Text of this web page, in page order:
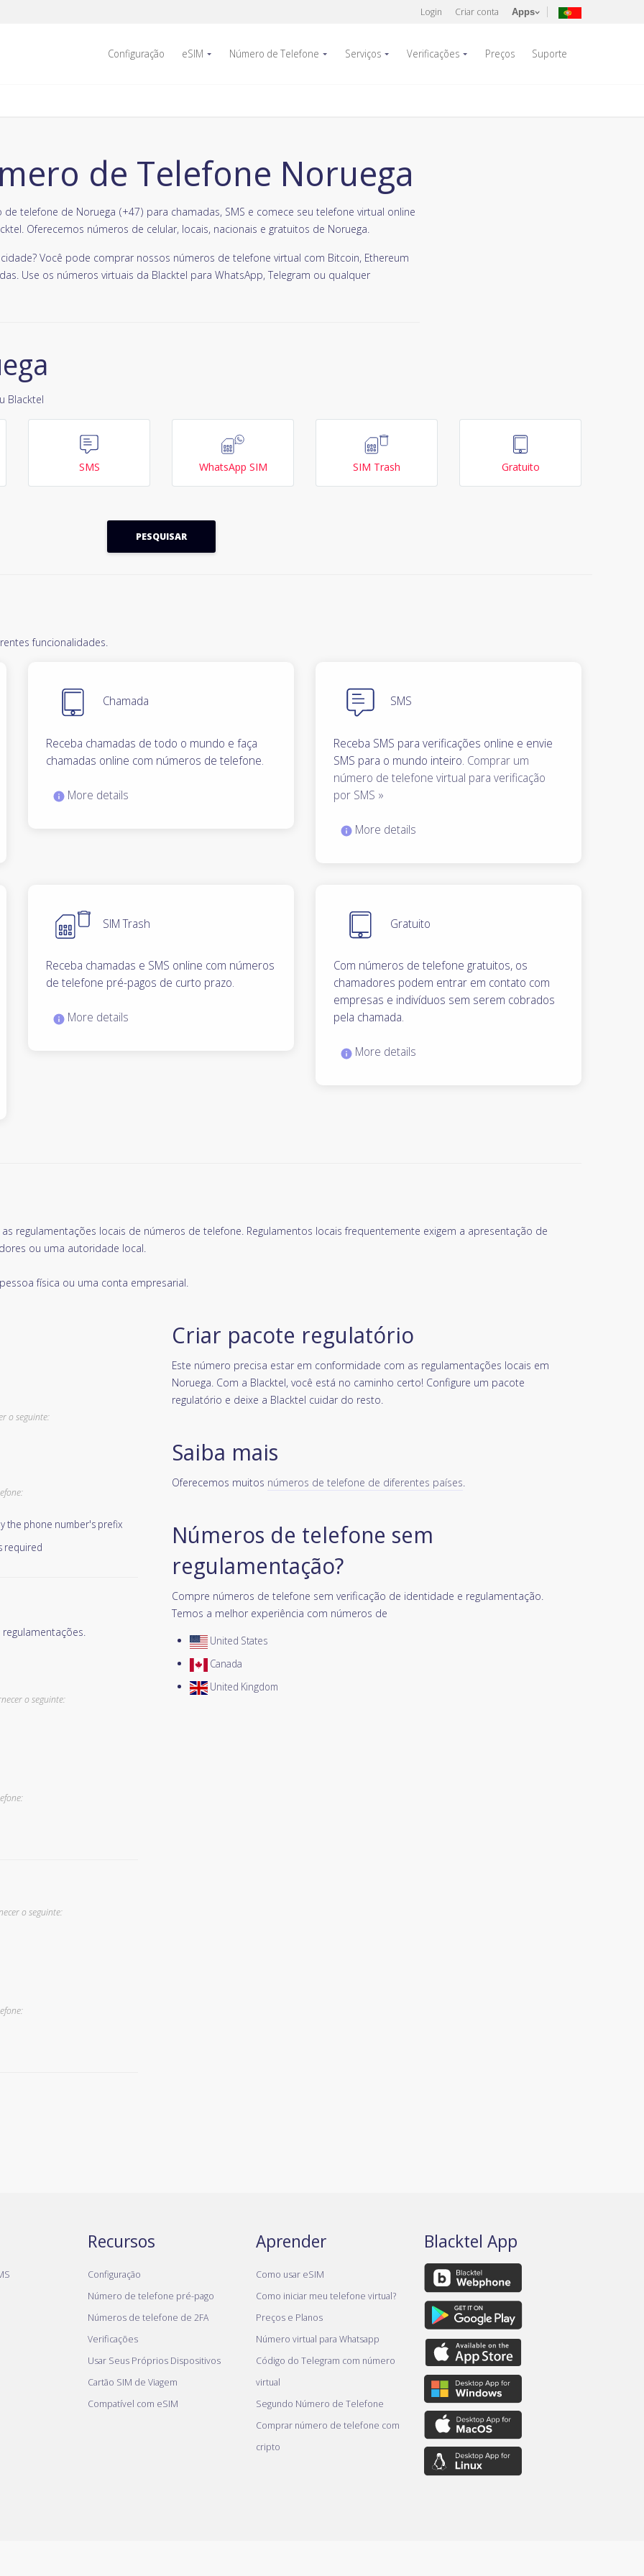
Login Criar conta Apps
Configuração eSIM Número de Telefone Serviços Verificações Preços Suporte
de Telefone Noruega
telefone de Noruega (+47) para chamadas, SMS e comece seu telefone virtual online
Oferecemos números de celular, locais, nacionais e gratuitos de Noruega.
Você pode comprar nossos números de telefone virtual com Bitcoin, Ethereum
Use os números virtuais da Blacktel para WhatsApp, Telegram ou qualquer
Blacktel
SMS WhatsApp SIM SIM Trash Gratuito
PESQUISAR
funcionalidades.
Chamada
Receba chamadas de todo o mundo e faça
chamadas online com números de telefone.
More details
SMS
Receba SMS para verificações online e envie
SMS para o mundo inteiro. Comprar um
número de telefone virtual para verificação
por SMS »
More details
SIM Trash
Receba chamadas e SMS online com números
de telefone pré-pagos de curto prazo.
More details
Gratuito
Com números de telefone gratuitos, os
chamadores podem entrar em contato com
empresas e indivíduos sem serem cobrados
pela chamada.
More details
regulamentações locais de números de telefone. Regulamentos locais frequentemente exigem a apresentação de
ou uma autoridade local.
física ou uma conta empresarial.
o seguinte:
the phone number's prefix
required
o seguinte:
o seguinte:
Criar pacote regulatório
Este número precisa estar em conformidade com as regulamentações locais em
Noruega. Com a Blacktel, você está no caminho certo! Configure um pacote
regulatório e deixe a Blacktel cuidar do resto.
Saiba mais
Oferecemos muitos números de telefone de diferentes países.
Números de telefone sem
regulamentação?
Compre números de telefone sem verificação de identidade e regulamentação.
Temos a melhor experiência com números de
United States
Canada
United Kingdom
Recursos
Configuração
Número de telefone pré-pago
Números de telefone de 2FA
Verificações
Usar Seus Próprios Dispositivos
Cartão SIM de Viagem
Compatível com eSIM
Aprender
Como usar eSIM
Como iniciar meu telefone virtual?
Preços e Planos
Número virtual para Whatsapp
Código do Telegram com número
virtual
Segundo Número de Telefone
Comprar número de telefone com
cripto
Blacktel App